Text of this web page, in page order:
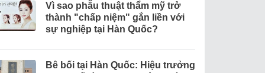
Vì sao phẫu thuật thẩm mỹ trở
thành "chấp niệm" gắn liền với
sự nghiệp tại Hàn Quốc?
Bê bối tại Hàn Quốc: Hiệu trưởng